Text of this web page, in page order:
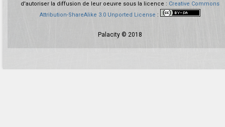
d'autoriser la diffusion de leur oeuvre sous la licence : Creative Commons
Attribution-ShareAlike 3.0 Unported License :
Palacity © 2018